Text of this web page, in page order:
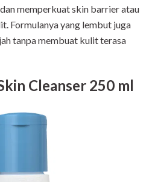
memperkuat skin barrier atau
Formulanya yang lembut juga
tanpa membuat kulit terasa
Cleanser 250 ml